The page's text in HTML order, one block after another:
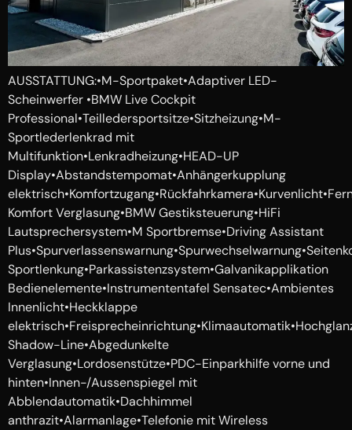
AUSSTATTUNG:•M-Sportpaket•Adaptiver LED-
Scheinwerfer •BMW Live Cockpit
Professional•Teilledersportsitze•Sitzheizung•M-
Sportlederlenkrad mit
Multifunktion•Lenkradheizung•HEAD-UP
Display•Abstandstempomat•Anhängerkupplung
Komfort Verglasung•BMW Gestiksteuerung•HiFi
Lautsprechersystem•M Sportbremse•Driving Assistant
Sportlenkung•Parkassistenzsystem•Galvanikapplikation
Bedienelemente•Instrumententafel Sensatec•Ambientes
Innenlicht•Heckklappe
Shadow-Line•Abgedunkelte
Verglasung•Lordosenstütze•PDC-Einparkhilfe vorne und
hinten•Innen-/Aussenspiegel mit
Abblendautomatik•Dachhimmel
anthrazit•Alarmanlage•Telefonie mit Wireless